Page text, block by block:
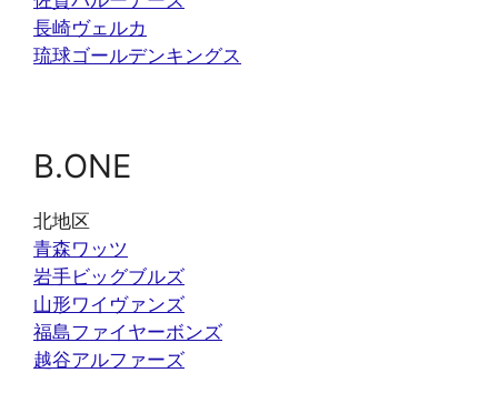
長崎ヴェルカ
琉球ゴールデンキングス
B.ONE
北地区
青森ワッツ
岩手ビッグブルズ
山形ワイヴァンズ
福島ファイヤーボンズ
越谷アルファーズ